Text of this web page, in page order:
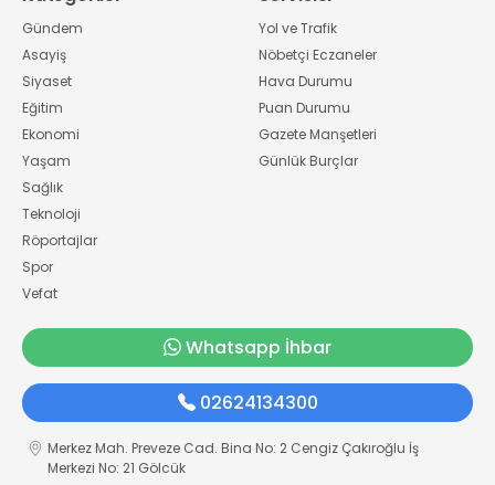
Gündem
Asayiş
Siyaset
Eğitim
Ekonomi
Yaşam
Sağlık
Teknoloji
Röportajlar
Spor
Vefat
Yol ve Trafik
Nöbetçi Eczaneler
Hava Durumu
Puan Durumu
Gazete Manşetleri
Günlük Burçlar
Whatsapp İhbar
02624134300
Merkez Mah. Preveze Cad. Bina No: 2 Cengiz Çakıroğlu İş
Merkezi No: 21 Gölcük